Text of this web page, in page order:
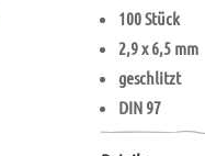
100 Stück
2,9 x 6,5 mm
geschlitzt
DIN 97